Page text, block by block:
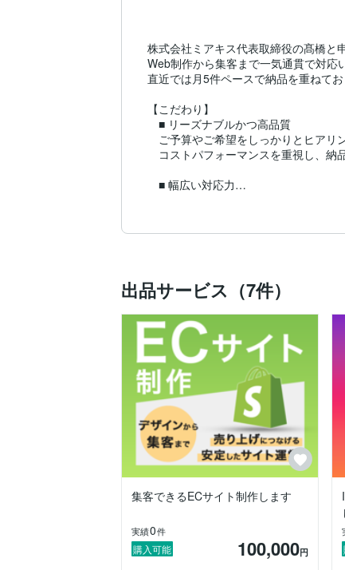
株式会社ミアキス代表取締役の髙橋と
Web制作から集客まで一気通貫で対応
直近では月5件ペースで納品を重ねてお
【こだわり】
■ リーズナブルかつ高品質
ご予算やご希望をしっかりとヒアリ
コストパフォーマンスを重視し、納
■ 幅広い対応力
ECサイト構築、Web&SNSマーケテ
わかりやすい説明を心がけ、ご要望
【プロフィール】
-独立後-
■ サイト制作・集客・ネットショッ
WEB事業においては、サイト制作、
および自社ブランドのネットショッ
LP制作から集客まで一気通貫で対応
-独立前-
■ 建設会社勤務（3年）
マンションの大規模修繕現場で施工
安全管理と品質向上を徹底し、
工期順守・顧客満足度の向上に貢献し
日本最大級の卸売市場の改修工事を
公共施設の利便性向上とコスト最適化
出品サービス（7件）
集客できるECサイト制作します
実績0件
購入可能 100,000円